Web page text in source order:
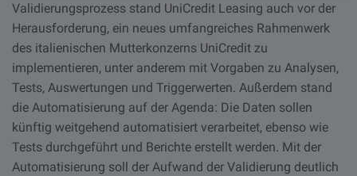
Validierungsprozess stand UniCredit Leasing auch vor der
Herausforderung, ein neues umfangreiches Rahmenwerk
des italienischen Mutterkonzerns UniCredit zu
implementieren, unter anderem mit Vorgaben zu Analysen,
Tests, Auswertungen und Triggerwerten. Außerdem stand
die Automatisierung auf der Agenda: Die Daten sollen
künftig weitgehend automatisiert verarbeitet, ebenso wie
Tests durchgeführt und Berichte erstellt werden. Mit der
Automatisierung soll der Aufwand der Validierung deutlich